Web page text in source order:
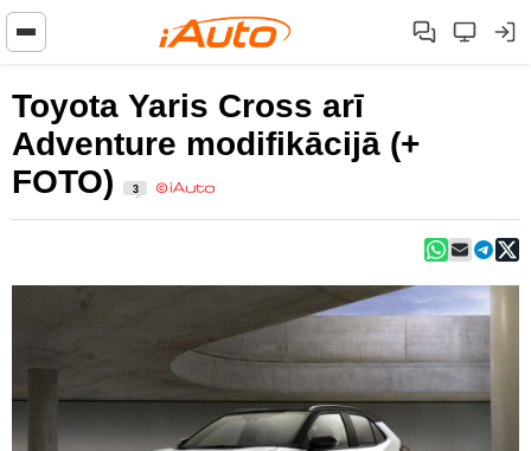
Toyota Yaris Cross arī
Adventure modifikācijā (+
FOTO)
3